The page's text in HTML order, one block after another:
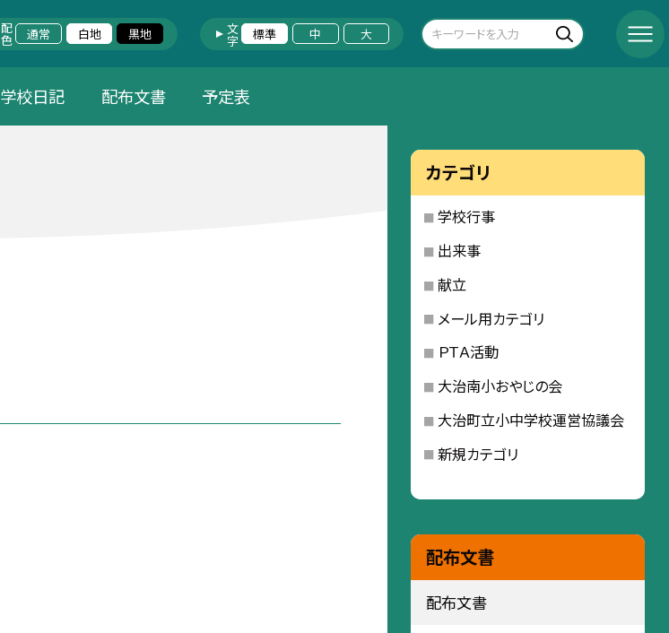
配色 通常 白地 黒地 文字 標準 中 大
学校日記 配布文書 予定表
カテゴリ
学校行事
出来事
献立
メール用カテゴリ
ＰＴＡ活動
大治南小おやじの会
大治町立小中学校運営協議会
新規カテゴリ
配布文書
配布文書